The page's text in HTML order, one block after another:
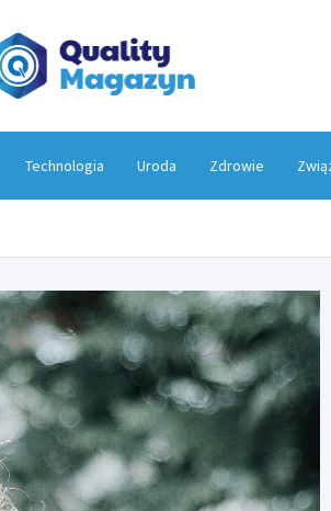
Technologia Uroda Zdrowie